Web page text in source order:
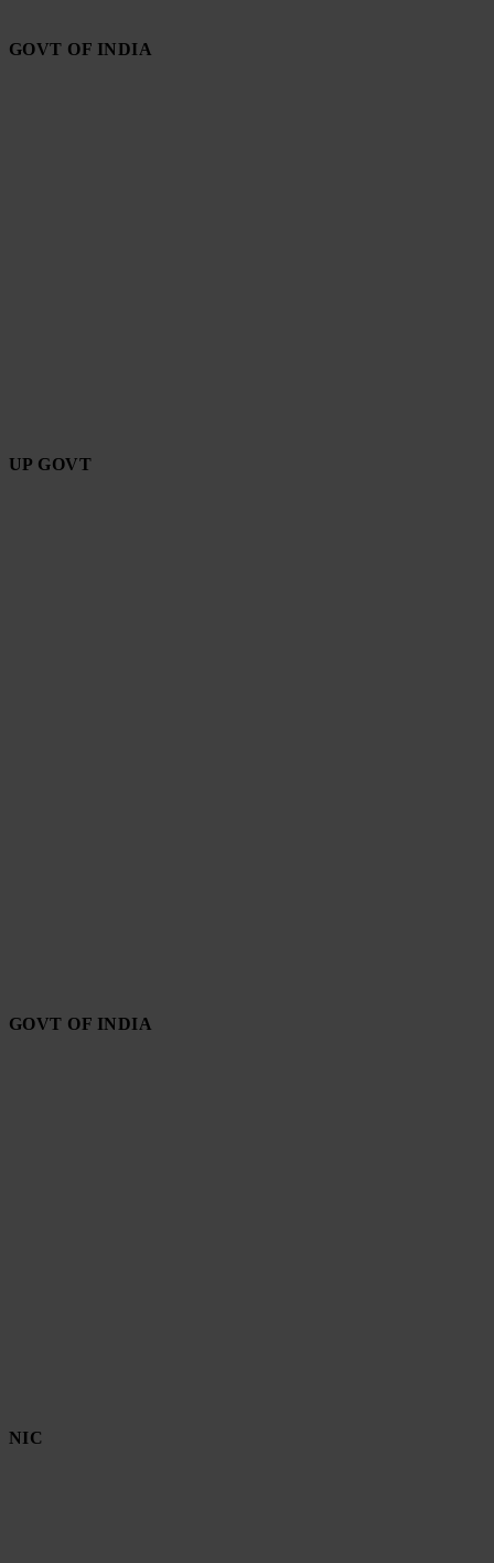
GOVT OF INDIA
UP GOVT
GOVT OF INDIA
NIC